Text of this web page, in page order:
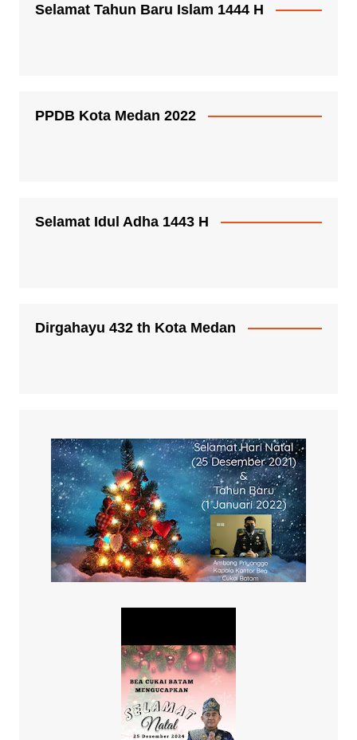
Selamat Tahun Baru Islam 1444 H
PPDB Kota Medan 2022
Selamat Idul Adha 1443 H
Dirgahayu 432 th Kota Medan